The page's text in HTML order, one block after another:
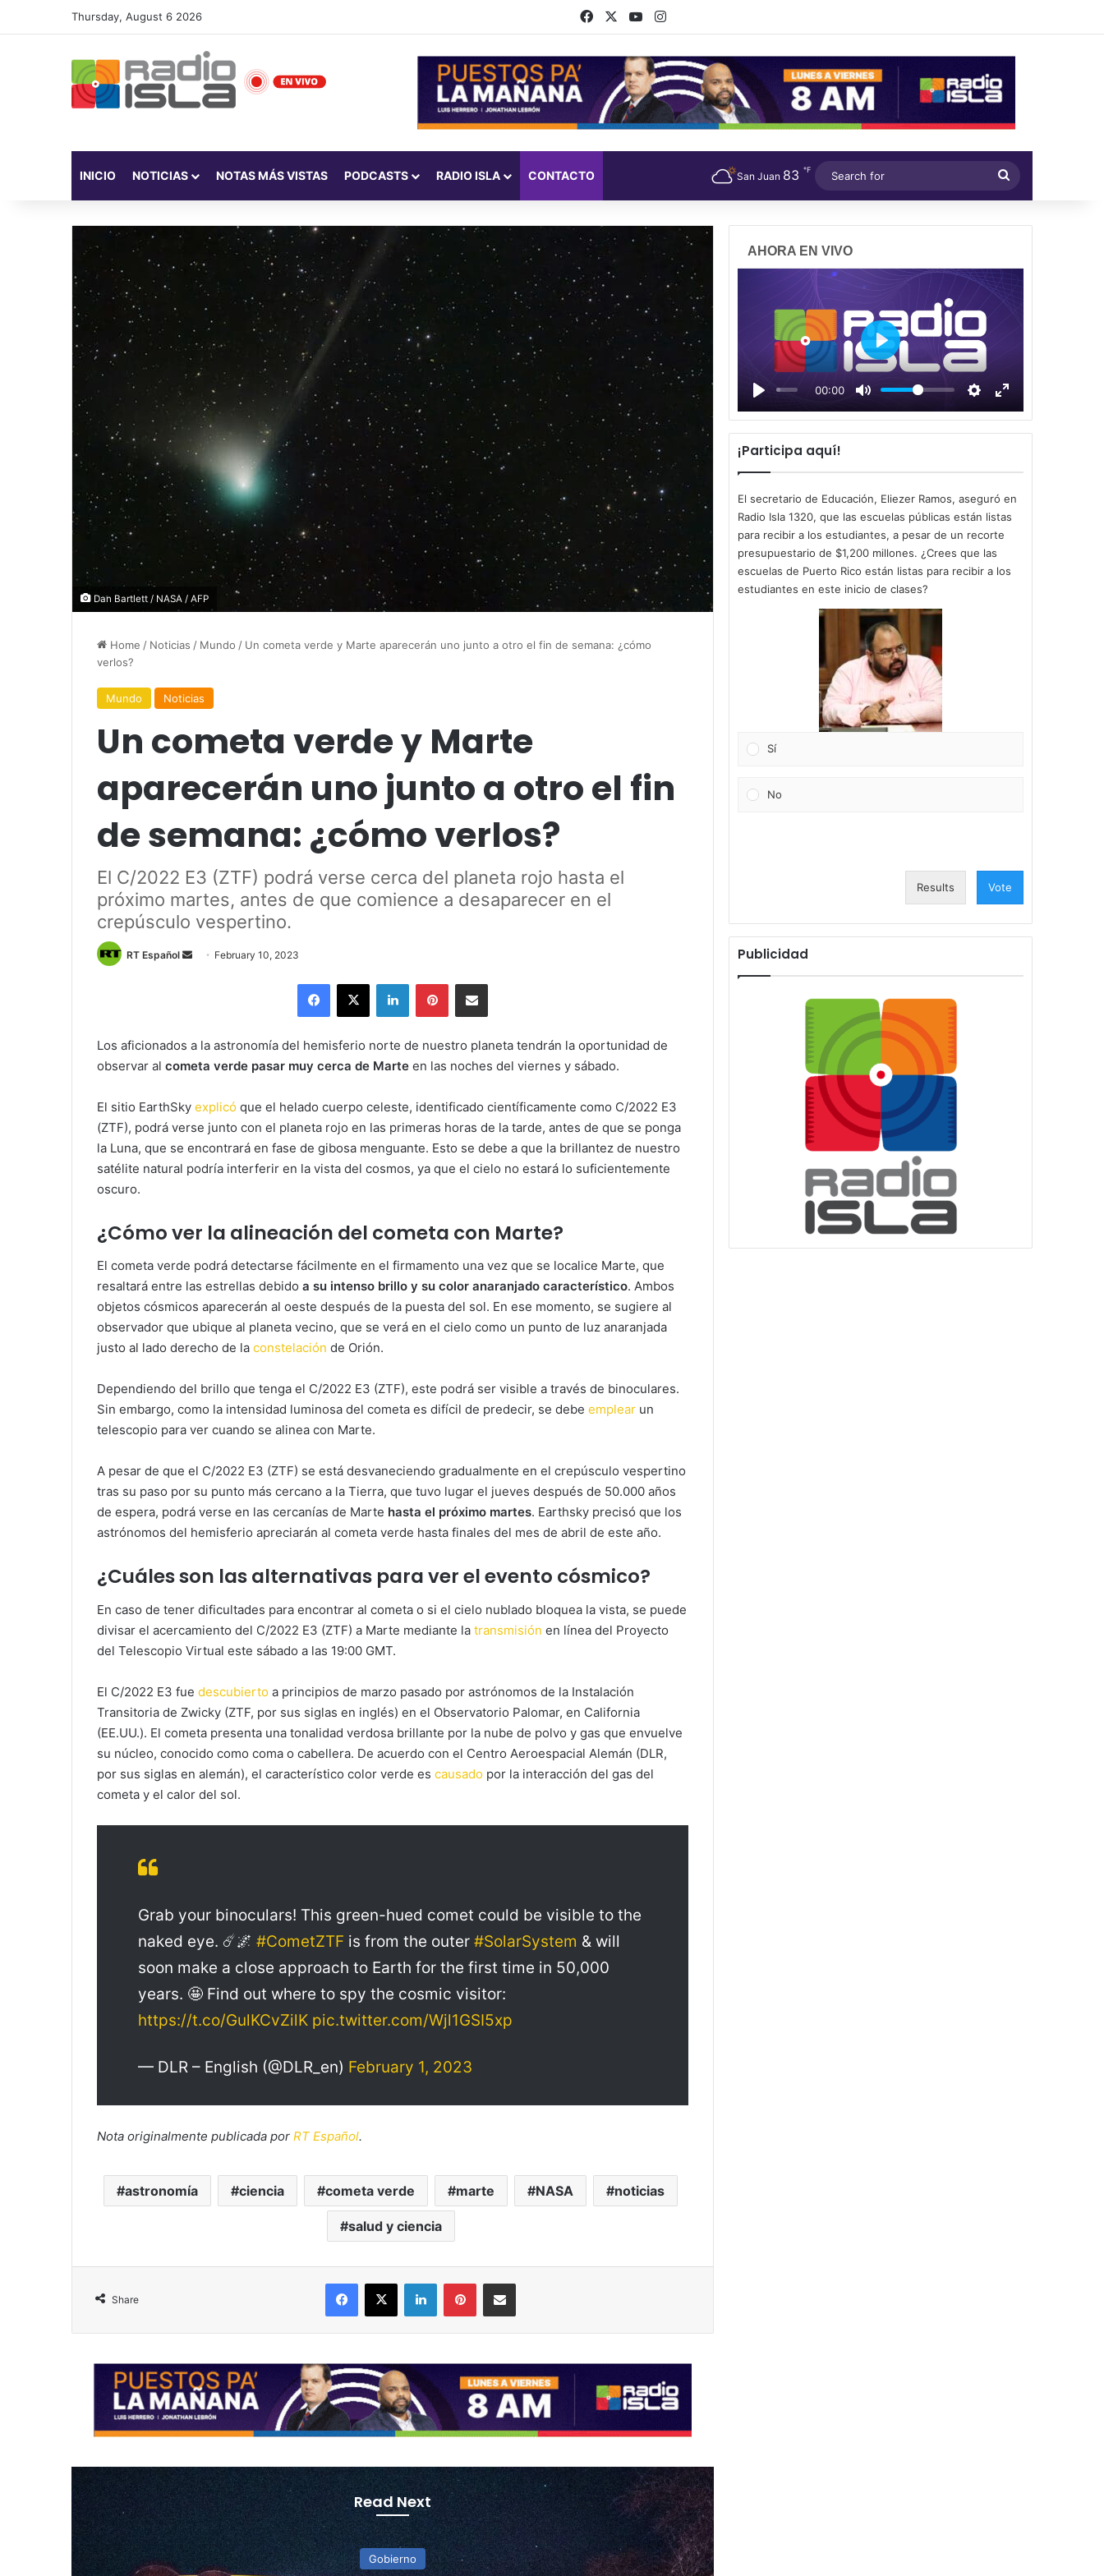
Thursday, August 6 2026 FacebookYouTubeInstagram
INICIO NOTICIAS NOTAS MÁS VISTAS PODCASTS RADIO ISLA CONTACTO San Juan 83 ℉
for
Dan Bartlett / NASA / AFP
Home / Noticias / Mundo / Un cometa verde y Marte aparecerán uno junto a otro el fin de semana: ¿cómo
verlos?
Mundo Noticias
Un cometa verde y Marte
aparecerán uno junto a otro el fin
de semana: ¿cómo verlos?
El C/2022 E3 (ZTF) podrá verse cerca del planeta rojo hasta el
próximo martes, antes de que comience a desaparecer en el
crepúsculo vespertino.
RT Español
Send February 10, 2023
Facebook
X LinkedInPinterestShare via Email
Los aficionados a la astronomía del hemisferio norte de nuestro planeta tendrán la oportunidad de
observar al cometa verde pasar muy cerca de Marte en las noches del viernes y sábado.
El sitio EarthSky explicó que el helado cuerpo celeste, identificado científicamente como C/2022 E3
(ZTF), podrá verse junto con el planeta rojo en las primeras horas de la tarde, antes de que se ponga
la Luna, que se encontrará en fase de gibosa menguante. Esto se debe a que la brillantez de nuestro
satélite natural podría interferir en la vista del cosmos, ya que el cielo no estará lo suficientemente
oscuro.
¿Cómo ver la alineación del cometa con Marte?
El cometa verde podrá detectarse fácilmente en el firmamento una vez que se localice Marte, que
resaltará entre las estrellas debido a su intenso brillo y su color anaranjado característico. Ambos
objetos cósmicos aparecerán al oeste después de la puesta del sol. En ese momento, se sugiere al
observador que ubique al planeta vecino, que se verá en el cielo como un punto de luz anaranjada
justo al lado derecho de la constelación de Orión.
Dependiendo del brillo que tenga el C/2022 E3 (ZTF), este podrá ser visible a través de binoculares.
Sin embargo, como la intensidad luminosa del cometa es difícil de predecir, se debe emplear un
telescopio para ver cuando se alinea con Marte.
A pesar de que el C/2022 E3 (ZTF) se está desvaneciendo gradualmente en el crepúsculo vespertino
tras su paso por su punto más cercano a la Tierra, que tuvo lugar el jueves después de 50.000 años
de espera, podrá verse en las cercanías de Marte hasta el próximo martes. Earthsky precisó que los
astrónomos del hemisferio apreciarán al cometa verde hasta finales del mes de abril de este año.
¿Cuáles son las alternativas para ver el evento cósmico?
En caso de tener dificultades para encontrar al cometa o si el cielo nublado bloquea la vista, se puede
divisar el acercamiento del C/2022 E3 (ZTF) a Marte mediante la transmisión en línea del Proyecto
del Telescopio Virtual este sábado a las 19:00 GMT.
El C/2022 E3 fue descubierto a principios de marzo pasado por astrónomos de la Instalación
Transitoria de Zwicky (ZTF, por sus siglas en inglés) en el Observatorio Palomar, en California
(EE.UU.). El cometa presenta una tonalidad verdosa brillante por la nube de polvo y gas que envuelve
su núcleo, conocido como coma o cabellera. De acuerdo con el Centro Aeroespacial Alemán (DLR,
por sus siglas en alemán), el característico color verde es causado por la interacción del gas del
cometa y el calor del sol.
Grab your binoculars! This green-hued comet could be visible to the
naked eye. ☄️🌌 #CometZTF is from the outer #SolarSystem & will
soon make a close approach to Earth for the first time in 50,000
years. 🤩 Find out where to spy the cosmic visitor:
https://t.co/GulKCvZilK pic.twitter.com/Wjl1GSI5xp
— DLR – English (@DLR_en) February 1, 2023
Nota originalmente publicada por RT Español.
astronomía ciencia cometa verde marte NASA noticias
salud y ciencia
Share
Facebook
X LinkedInPinterestShare via Email
Read Next
Gobierno
AHORA EN VIVO
00:00
P
l
a
y
¡Participa aquí!
El secretario de Educación, Eliezer Ramos, aseguró en
Radio Isla 1320, que las escuelas públicas están listas
para recibir a los estudiantes, a pesar de un recorte
presupuestario de $1,200 millones. ¿Crees que las
escuelas de Puerto Rico están listas para recibir a los
estudiantes en este inicio de clases?
Sí
No
Results Vote
Publicidad